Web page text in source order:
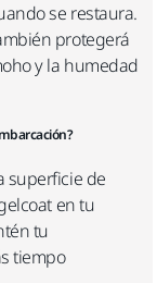
se restaura.
protegerá
y la humedad
superficie de
en tu
tu
tiempo